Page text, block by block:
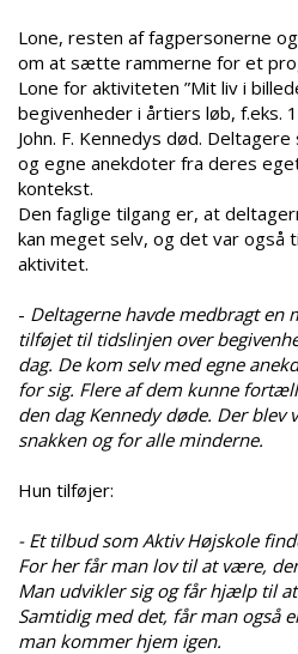
Lone, resten af fagpersonerne
om at sætte rammerne for et
Lone for aktiviteten ”Mit liv i
begivenheder i årtiers løb, f.eks.
John. F. Kennedys død.
og egne anekdoter fra deres
kontekst.
Den faglige tilgang er, at
kan meget selv, og det var også
aktivitet.
- Deltagerne havde medbragt en
tilføjet til tidslinjen over
dag. De kom selv med egne
for sig. Flere af dem kunne
den dag Kennedy døde. Der blev
snakken og for alle minderne.
Hun tilføjer:
- Et tilbud som Aktiv Højskole
For her får man lov til at være,
Man udvikler sig og får hjælp til
Samtidig med det, får man også
man kommer hjem igen.